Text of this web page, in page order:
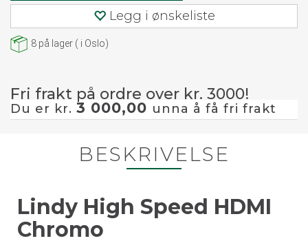
Legg i ønskeliste
8 på lager ( i Oslo)
Fri frakt på ordre over kr. 3000!
Du er kr. 3 000,00 unna å få fri frakt
BESKRIVELSE
Lindy High Speed HDMI
Chromo